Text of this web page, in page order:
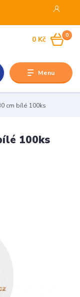
Menu
0
0 Kč
cm bílé 100ks
100ks